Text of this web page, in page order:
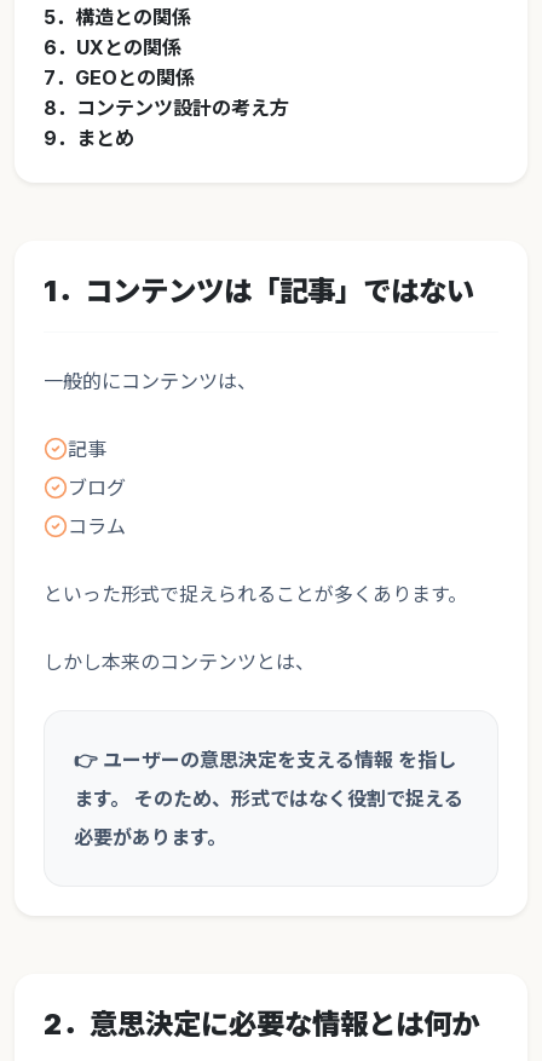
5．構造との関係
6．UXとの関係
7．GEOとの関係
8．コンテンツ設計の考え方
9．まとめ
1．コンテンツは「記事」ではない
一般的にコンテンツは、
記事
ブログ
コラム
といった形式で捉えられることが多くあります。
しかし本来のコンテンツとは、
👉 ユーザーの意思決定を支える情報 を指し
ます。 そのため、形式ではなく役割で捉える
必要があります。
2．意思決定に必要な情報とは何か